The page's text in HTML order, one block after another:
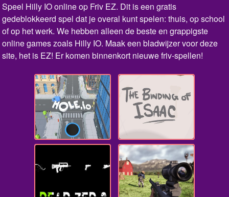
Speel Hilly IO online op Friv EZ. Dit is een gratis
gedeblokkeerd spel dat je overal kunt spelen: thuis, op school
of op het werk. We hebben alleen de beste en grappigste
online games zoals Hilly IO. Maak een bladwijzer voor deze
site, het is EZ! Er komen binnenkort nieuwe friv-spellen!